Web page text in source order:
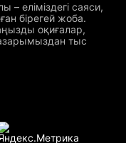
– еліміздегі саяси,
бірегей жоба.
оқиғалар,
тыс